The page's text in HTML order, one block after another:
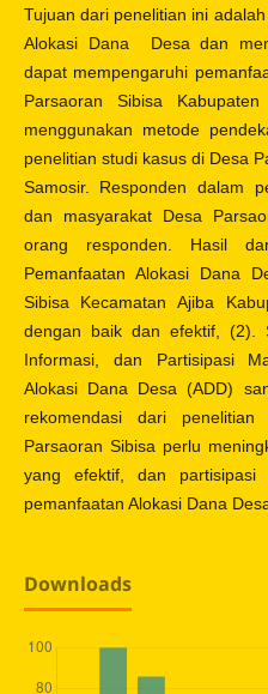
Tujuan dari penelitian ini
Alokasi Dana Desa dan
dapat mempengaruhi
Parsaoran Sibisa
menggunakan metode
penelitian studi kasus di Desa
Samosir. Responden dalam
dan masyarakat Desa
orang responden. Hasil
Pemanfaatan Alokasi Dana
Sibisa Kecamatan Ajiba
dengan baik dan efektif, (2).
Informasi, dan Partisipasi
Alokasi Dana Desa (ADD)
rekomendasi dari
Parsaoran Sibisa perlu
yang efektif, dan partisipasi
pemanfaatan Alokasi Dana
Downloads